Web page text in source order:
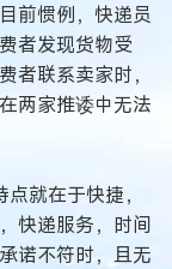
前惯例，快递员
者发现货物受
者联系卖家时，
两家推诿中无法
就在于快捷，
快递服务，时间
诺不符时，且无